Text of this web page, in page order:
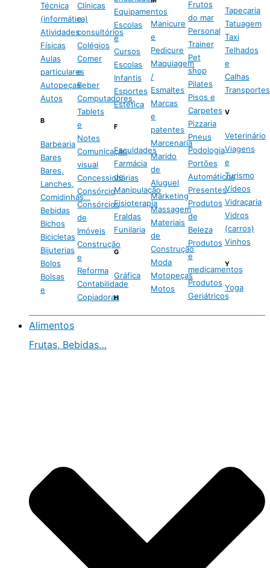
Técnica
(informática)
Atividades
Físicas
Aulas
particulares
Autopeças
Autos
B
Barbearia
Bares
Bares,
Lanches,
Comidinhas…
Bebidas
Bichos
Bicicletas
Bijuterias
Bolos
Bolsas
e
Clínicas
e
consultórios
Colégios
Comer
e
Beber
Computadores,
Tablets
e
Notes
Comunicação
visual
Concessionárias
Consórcio
Consórcios
de
Imóveis
Construção
e
Reforma
Contabilidade
Copiadoras
Equipamentos
Escolas
e
Cursos
Escolas
Infantis
Esportes
Estética
F
Faculdades
Farmácia
de
Manipulação
Fisioterapia
Fraldas
Funilaria
G
Gráfica
H
Manicure
e
Pedicure
Maquiagem
/
Esmaltes
Marcas
e
patentes
Marcenaria
Marido
de
Aluguel
Marketing
Massagem
Materiais
de
Construção
Moda
Motopeças
Motos
Frutos
do mar
Personal
Trainer
Pet
shop
Pilates
Pisos e
Carpetes
Pizzaria
Pneus
Podologia
Portões
Automáticos
Presentes
Produtos
de
Beleza
Produtos
e
medicamentos
Produtos
Geriátricos
Tapeçaria
Tatuagem
Taxi
Telhados
e
Calhas
Transportes
V
Veterinário
Viagens
e
Turismo
Vídeos
Vidraçaria
Vidros
(carros)
Vinhos
Y
Yoga
Alimentos
Frutas, Bebidas…